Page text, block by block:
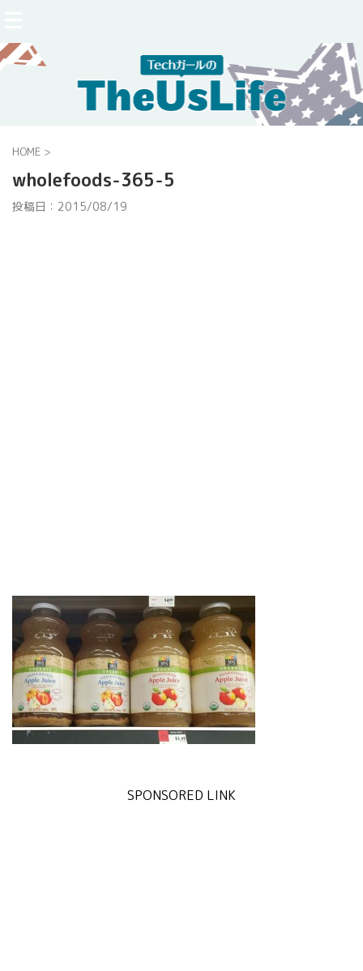
HOME >
wholefoods-365-5
投稿日： 2015/08/19
SPONSORED LINK